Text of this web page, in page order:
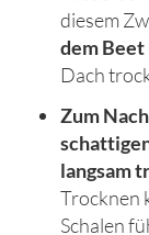
diesem
dem Beet
Dach
Zum
langsam
Trocknen
Schalen